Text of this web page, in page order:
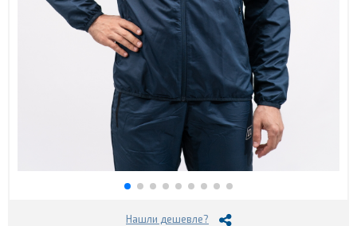
Нашли дешевле?